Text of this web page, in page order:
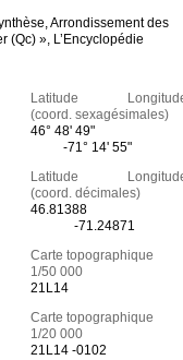
Arrondissement des
(Qc) », L’Encyclopédie
Latitude
(coord. sexagésimales)
46° 48' 49"
-71° 14' 55"
Latitude
(coord. décimales)
46.81388
-71.24871
Carte topographique
1/50 000
21L14
Carte topographique
1/20 000
21L14 -0102